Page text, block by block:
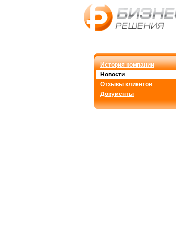
История компании
Новости
Отзывы клиентов
Документы